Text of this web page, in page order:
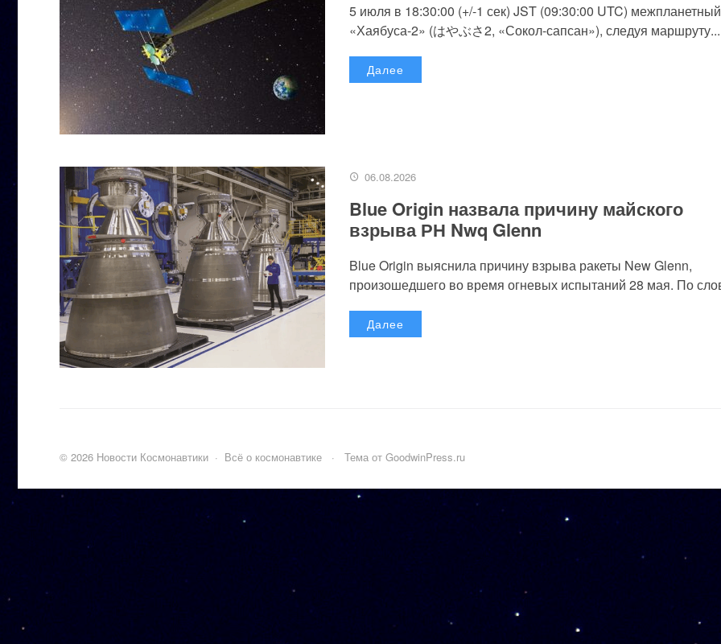
5 июля в 18:30:00 (+/-1 сек) JST (09:30:00 UTC)
«Хаябуса-2» (はやぶさ2, «Сокол-сапсан»), следуя маршруту...
Далее
06.08.2026
Blue Origin назвала причину майского
взрыва РН Nwq Glenn
Blue Origin выяснила причину взрыва ракеты New Glenn,
произошедшего во время огневых испытаний 28 мая. По
Далее
© 2026 Новости Космонавтики · Всё о космонавтике · Тема от GoodwinPress.ru